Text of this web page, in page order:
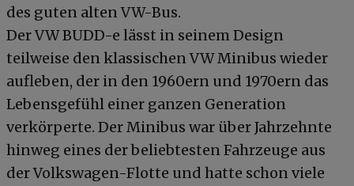
des guten alten VW-Bus.
Der VW BUDD-e lässt in seinem Design
teilweise den klassischen VW Minibus wieder
aufleben, der in den 1960ern und 1970ern das
Lebensgefühl einer ganzen Generation
verkörperte. Der Minibus war über Jahrzehnte
hinweg eines der beliebtesten Fahrzeuge aus
der Volkswagen-Flotte und hatte schon viele